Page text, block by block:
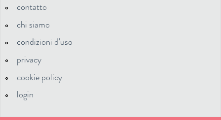
contatto
chi siamo
condizioni d'uso
privacy
cookie policy
login